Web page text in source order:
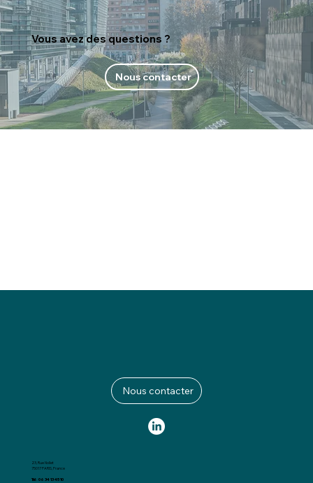
Vous avez des questions ?
Nous contacter
Nous contacter
23, Rue Nollet
75017 PARIS, France
Tél : 06 34 13 45 10